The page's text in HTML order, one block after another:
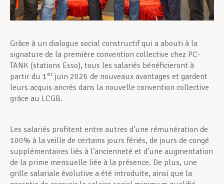
Grâce à un dialogue social constructif qui a abouti à la
signature de la première convention collective chez PC-
TANK (stations Esso), tous les salariés bénéficieront à
partir du 1 er juin 2026 de nouveaux avantages et gardent
leurs acquis ancrés dans la nouvelle convention collective
grâce au LCGB.
Les salariés profitent entre autres d’une rémunération de
100% à la veille de certains jours fériés, de jours de congé
supplémentaires liés à l’ancienneté et d’une augmentation
de la prime mensuelle liée à la présence. De plus, une
grille salariale évolutive a été introduite, ainsi que la